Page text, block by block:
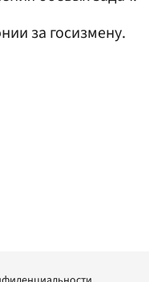
за госизмену.